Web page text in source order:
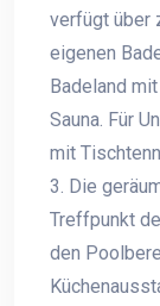
verfügt über
eigenen
Badeland
Sauna. Für
mit
3. Die
Treffpunkt
den